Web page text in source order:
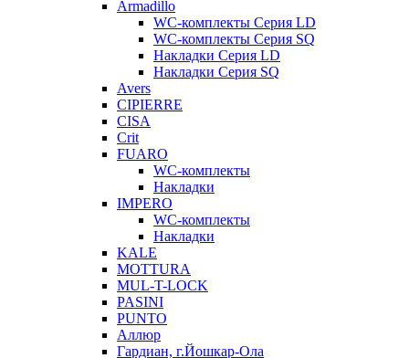
Armadillo
WC-комплекты Серия LD
WC-комплекты Серия SQ
Накладки Серия LD
Накладки Серия SQ
Avers
CIPIERRE
CISA
Crit
FUARO
WC-комплекты
Накладки
IMPERO
WC-комплекты
Накладки
KALE
MOTTURA
MUL-T-LOCK
PASINI
PUNTO
Аллюр
Гардиан, г.Йошкар-Ола